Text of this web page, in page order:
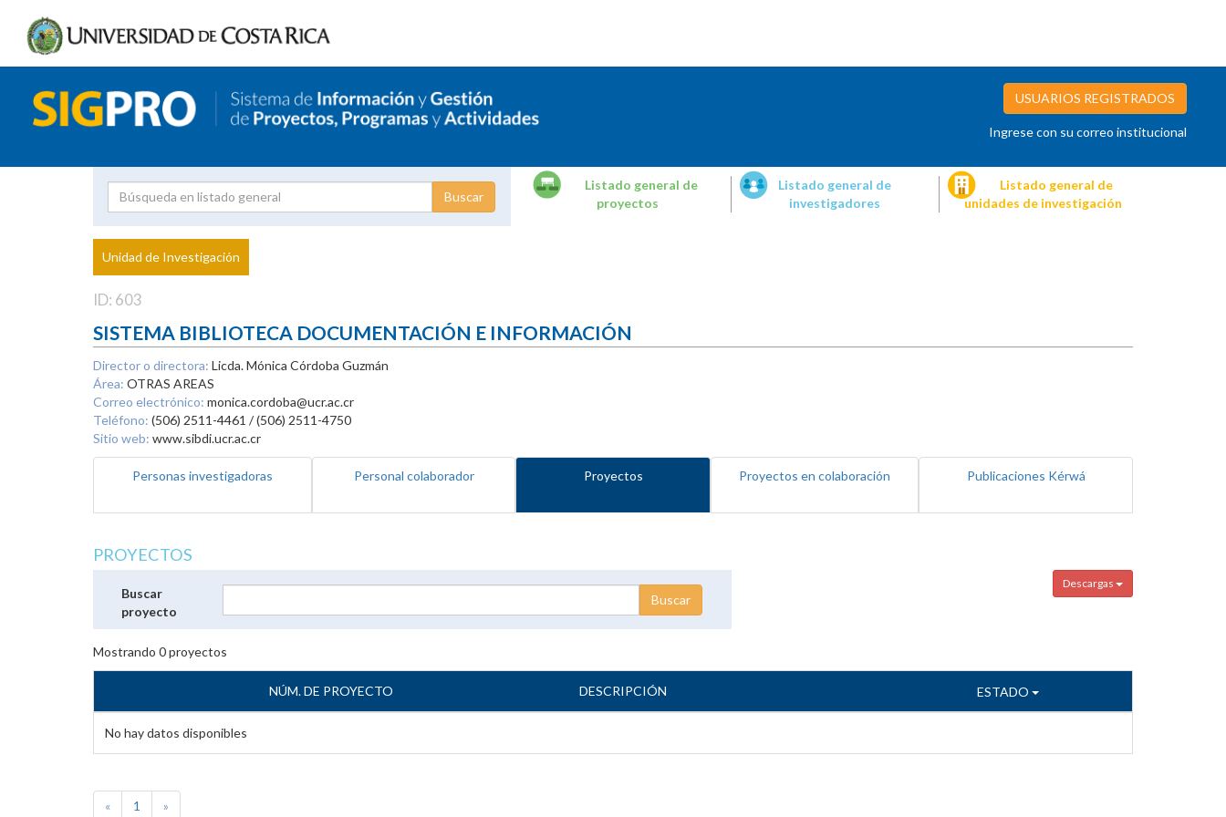
USUARIOS REGISTRADOS
Ingrese con su correo institucional
Proyecto
Investigador
Listado general de
proyectos
Listado general de
investigadores
Listado general de
unidades de investigación
Unidad de Investigación
ID: 603
SISTEMA BIBLIOTECA DOCUMENTACIÓN E INFORMACIÓN
Director o directora: Licda. Mónica Córdoba Guzmán
Área: OTRAS AREAS
Correo electrónico: monica.cordoba@ucr.ac.cr
Teléfono: (506) 2511-4461 / (506) 2511-4750
Sitio web: www.sibdi.ucr.ac.cr
Personas investigadoras Personal colaborador Proyectos Proyectos en colaboración Publicaciones Kérwá
PROYECTOS
Descargas
Buscar
proyecto
Mostrando 0proyectos
NÚM. DE PROYECTO DESCRIPCIÓN ESTADO
No hay datos disponibles
« 1 »